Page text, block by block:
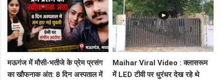
मऊगंज में मौसी-भतीजे के प्रेम प्रसंग
का खौफनाक अंत: 8 दिन अस्पताल में
Maihar Viral Video : क्लासरूम
में LED टीवी पर धुरंधर देख रहे थे